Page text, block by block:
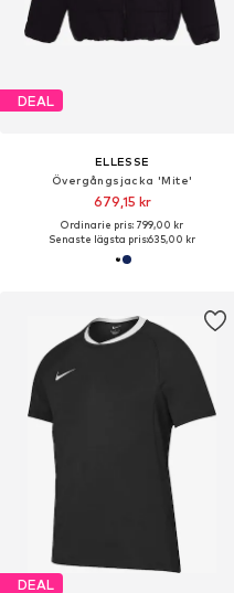
DEAL
ELLESSE
Övergångsjacka 'Mite'
679,15 kr
Ordinarie pris: 799,00 kr
Senaste lägsta pris:635,00 kr
DEAL